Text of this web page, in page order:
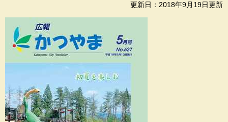
更新日：2018年9月19日更新